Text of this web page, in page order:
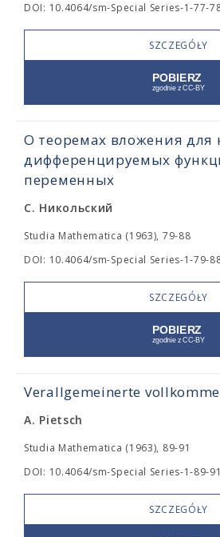
DOI: 10.4064/sm-Special Series-1-77-
SZCZEGÓŁY
О теоремах вложения для
дифференцируемых
переменных
С. Никольский
Studia Mathematica (1963), 79-88
DOI: 10.4064/sm-Special Series-1-79-
SZCZEGÓŁY
Verallgemeinerte
A. Pietsch
Studia Mathematica (1963), 89-91
DOI: 10.4064/sm-Special Series-1-89-91
SZCZEGÓŁY